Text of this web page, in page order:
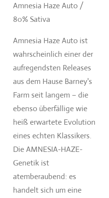
Amnesia Haze Auto /
80% Sativa
Amnesia Haze Auto ist
wahrscheinlich einer der
aufregendsten Releases
aus dem Hause Barney's
Farm seit langem – die
ebenso überfällige wie
heiß erwartete Evolution
eines echten Klassikers.
Die AMNESIA-HAZE-
Genetik ist
atemberaubend: es
handelt sich um eine